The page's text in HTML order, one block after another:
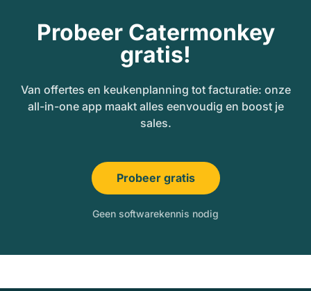
Probeer Catermonkey
gratis!
Van offertes en keukenplanning tot facturatie: onze
all-in-one app maakt alles eenvoudig en boost je
sales.
Probeer gratis
Geen softwarekennis nodig